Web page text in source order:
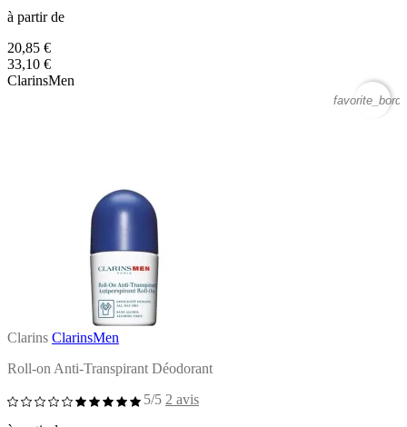
à partir de
20,85 €
33,10 €
ClarinsMen
Clarins ClarinsMen
Roll-on Anti-Transpirant Déodorant
5/5 2 avis